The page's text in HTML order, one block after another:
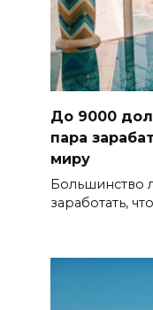
До 9000
пара
миру
Большинство
заработать,